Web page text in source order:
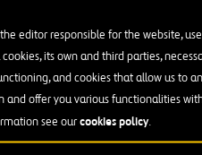
editor responsible for the website,
its own and third parties,
and cookies that allow us to
and offer you various functionalities
see ourcookies policy.
oscila
es fundamental para evitar
que no reciban agua. Por
tipo de plantas, para evitar
utilizandoaspersores